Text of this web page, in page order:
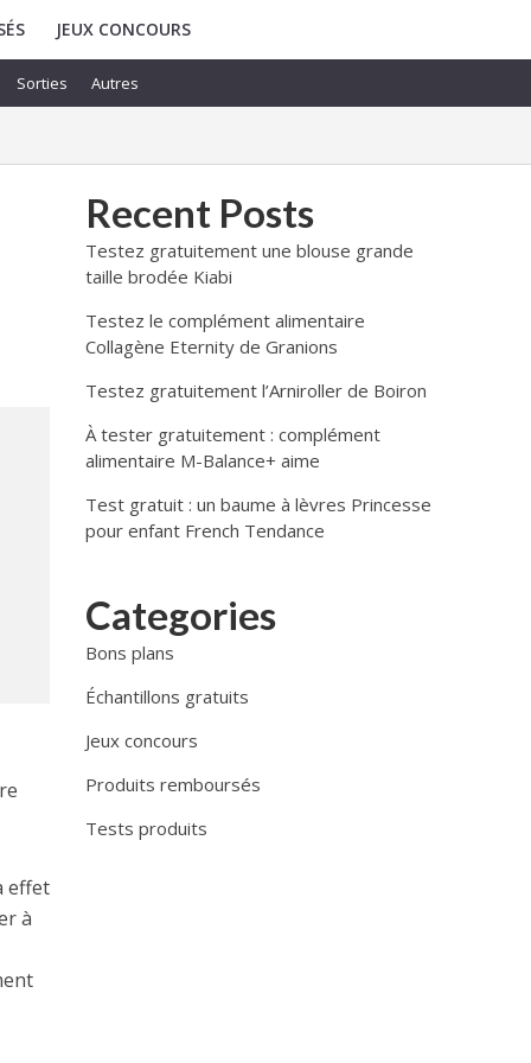
JEUX CONCOURS
Sorties Autres
effet
à
Recent Posts
Testez gratuitement une blouse grande
taille brodée Kiabi
Testez le complément alimentaire
Collagène Eternity de Granions
Testez gratuitement l’Arniroller de Boiron
À tester gratuitement : complément
alimentaire M-Balance+ aime
Test gratuit : un baume à lèvres Princesse
pour enfant French Tendance
Categories
Bons plans
Échantillons gratuits
Jeux concours
Produits remboursés
Tests produits